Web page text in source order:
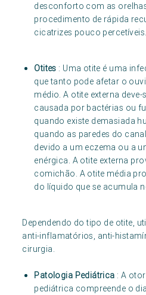
desconforto com as
procedimento de rápida
cicatrizes pouco percetíveis.
Otites : Uma otite é uma
que tanto pode afetar o
médio. A otite externa
causada por bactérias ou
quando existe demasiada
quando as paredes do
devido a um eczema ou a
enérgica. A otite externa
comichão. A otite média
do líquido que se acumula
Dependendo do tipo de otite,
anti-inflamatórios, anti-
cirurgia.
Patologia Pediátrica : A
pediátrica compreende o